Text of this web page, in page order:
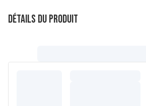
Détails du produit
et de vitamines B1, B2, B6, B9 et B12.